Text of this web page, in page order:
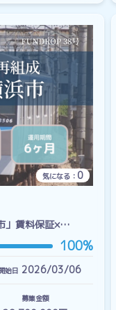
気になる： 0
」賃料保証×…
100%
始日 2026/03/06
募集金額